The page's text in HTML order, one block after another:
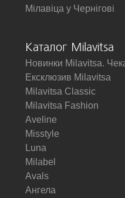
Мілавіца у Чернігові
Каталог Milavitsa
Новинки Milavitsa.
Ексклюзив Milavitsa
Milavitsa Classic
Milavitsa Fashion
Aveline
Misstyle
Luna
Milabel
Avals
Ангела